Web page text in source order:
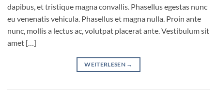
dapibus, et tristique magna convallis. Phasellus egestas nunc
eu venenatis vehicula. Phasellus et magna nulla. Proin ante
nunc, mollis a lectus ac, volutpat placerat ante. Vestibulum sit
amet […]
WEITERLESEN →